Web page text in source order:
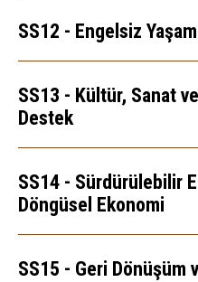
SS12 - Engelsiz
SS13 - Kültür, Sanat
Destek
SS14 - Sürdürülebilir
Döngüsel Ekonomi
SS15 - Geri Dönüşüm